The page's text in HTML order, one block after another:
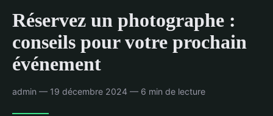
Réservez un photographe :
conseils pour votre prochain
événement
admin — 19 décembre 2024 — 6 min de lecture